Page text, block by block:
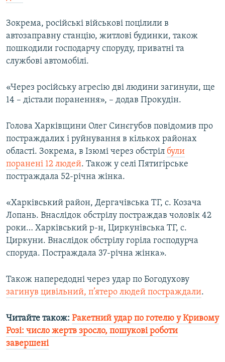
Зокрема, російські військові поцілили в
автозаправну станцію, житлові будинки, також
пошкодили господарчу споруду, приватні та
службові автомобілі.
«Через російську агресію дві людини загинули, ще
14 – дістали поранення», – додав Прокудін.
Голова Харківщини Олег Синєгубов повідомив про
постраждалих і руйнування в кількох районах
області. Зокрема, в Ізюмі через обстріл були
поранені 12 людей. Також у селі Пятигірське
постраждала 52-річна жінка.
«Харківський район, Дергачівська ТГ, с. Козача
Лопань. Внаслідок обстрілу постраждав чоловік 42
роки… Харківський р-н, Циркунівська ТГ, с.
Циркуни. Внаслідок обстрілу горіла господурча
споруда. Постраждала 37-річна жінка».
Також напередодні через удар по Богодухову
загинув цивільний, п’ятеро людей постраждали.
Читайте також: Ракетний удар по готелю у Кривому
Розі: число жертв зросло, пошукові роботи
завершені